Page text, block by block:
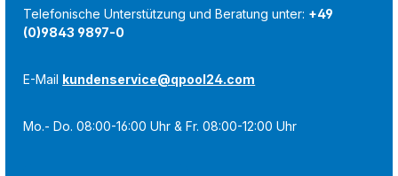
Telefonische Unterstützung und Beratung unter: +49
(0)9843 9897-0
E-Mail kundenservice@qpool24.com
Mo.- Do. 08:00-16:00 Uhr & Fr. 08:00-12:00 Uhr